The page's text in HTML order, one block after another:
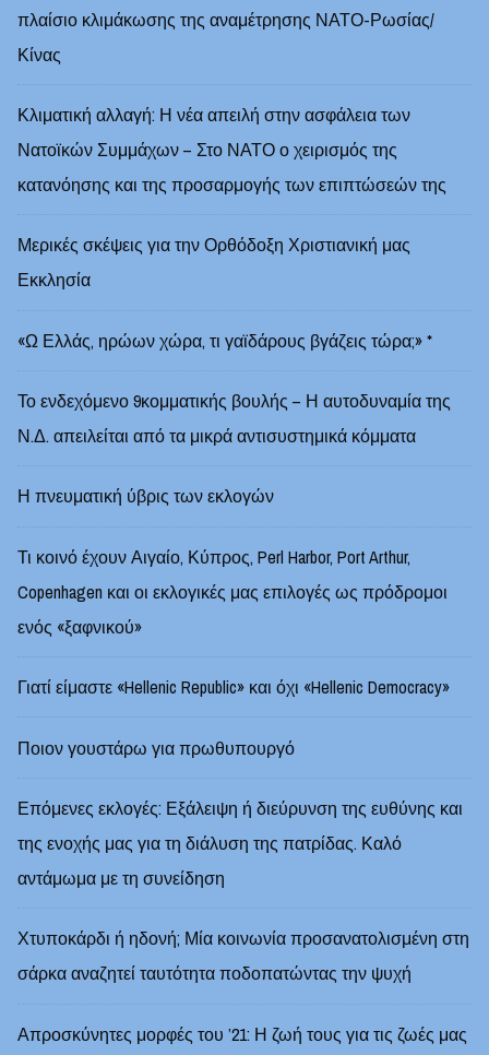
πλαίσιο κλιμάκωσης της αναμέτρησης ΝΑΤΟ-Ρωσίας/
Κίνας
Κλιματική αλλαγή: Η νέα απειλή στην ασφάλεια των
Νατοϊκών Συμμάχων – Στο ΝΑΤΟ ο χειρισμός της
κατανόησης και της προσαρμογής των επιπτώσεών της
Μερικές σκέψεις για την Ορθόδοξη Χριστιανική μας
Εκκλησία
«Ω Ελλάς, ηρώων χώρα, τι γαϊδάρους βγάζεις τώρα;» *
Το ενδεχόμενο 9κομματικής βουλής – Η αυτοδυναμία της
Ν.Δ. απειλείται από τα μικρά αντισυστημικά κόμματα
Η πνευματική ύβρις των εκλογών
Τι κοινό έχουν Αιγαίο, Κύπρος, Perl Harbor, Port Arthur,
Copenhagen και οι εκλογικές μας επιλογές ως πρόδρομοι
ενός «ξαφνικού»
Γιατί είμαστε «Hellenic Republic» και όχι «Hellenic Democracy»
Ποιον γουστάρω για πρωθυπουργό
Επόμενες εκλογές: Εξάλειψη ή διεύρυνση της ευθύνης και
της ενοχής μας για τη διάλυση της πατρίδας. Καλό
αντάμωμα με τη συνείδηση
Χτυποκάρδι ή ηδονή; Μία κοινωνία προσανατολισμένη στη
σάρκα αναζητεί ταυτότητα ποδοπατώντας την ψυχή
Απροσκύνητες μορφές του ’21: Η ζωή τους για τις ζωές μας